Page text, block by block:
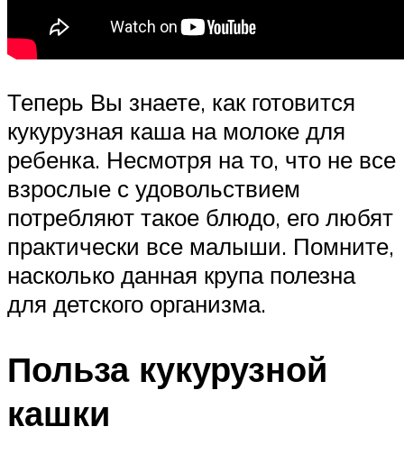
Теперь Вы знаете, как готовится
кукурузная каша на молоке для
ребенка. Несмотря на то, что не все
взрослые с удовольствием
потребляют такое блюдо, его любят
практически все малыши. Помните,
насколько данная крупа полезна
для детского организма.
Польза кукурузной
кашки